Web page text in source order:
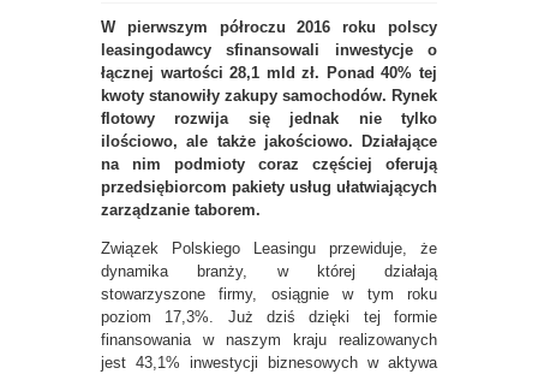
W pierwszym półroczu 2016 roku polscy
leasingodawcy sfinansowali inwestycje o
łącznej wartości 28,1 mld zł. Ponad 40% tej
kwoty stanowiły zakupy samochodów. Rynek
flotowy rozwija się jednak nie tylko
ilościowo, ale także jakościowo. Działające
na nim podmioty coraz częściej oferują
przedsiębiorcom pakiety usług ułatwiających
zarządzanie taborem.
Związek Polskiego Leasingu przewiduje, że
dynamika branży, w której działają
stowarzyszone firmy, osiągnie w tym roku
poziom 17,3%. Już dziś dzięki tej formie
finansowania w naszym kraju realizowanych
jest 43,1% inwestycji biznesowych w aktywa